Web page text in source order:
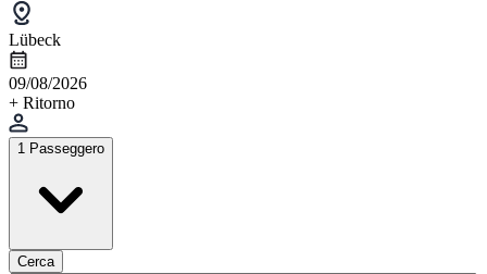
Lübeck
09/08/2026
+ Ritorno
1 Passeggero
Cerca